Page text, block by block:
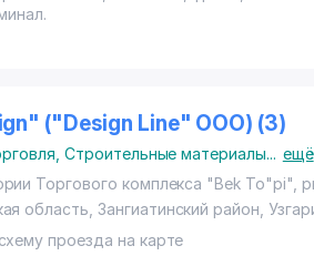
("Design Line" ООО) (3)
,Строительные материалы... ещё
Торгового комплекса "Bek To"pi",
область, Зангиатинский район ,
проезда на карте